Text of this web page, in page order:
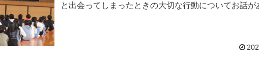
と出会ってしまったときの大切な行動についてお話が